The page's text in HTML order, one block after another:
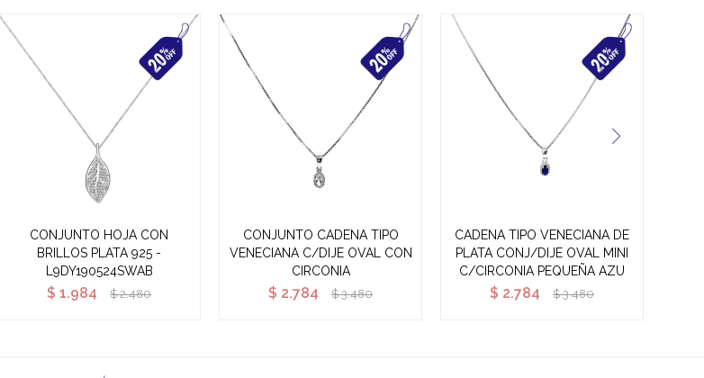
CONJUNTO HOJA CON
BRILLOS PLATA 925 -
L9DY190524SWAB
$ 1.984 $ 2.480
CONJUNTO CADENA TIPO
VENECIANA C/DIJE OVAL CON
CIRCONIA
$ 2.784 $ 3.480
CADENA TIPO VENECIANA DE
PLATA CONJ/DIJE OVAL MINI
C/CIRCONIA PEQUEÑA AZU
$ 2.784 $ 3.480